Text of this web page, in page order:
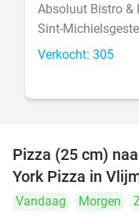
Absoluut Bistro &
Sint-
Verkocht: 305
Pizza (25 cm)
York Pizza in
Vandaag Morgen